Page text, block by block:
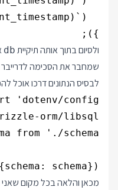
});
ולסיום בתוך אותה תיקיית db
לבסיס הנתונים דרכו אוכל
schema});
מכאן והלאה בכל מקום שאני